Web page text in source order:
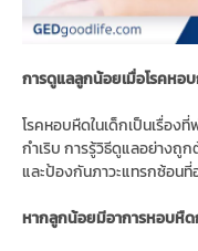
การดูแลลูกน้อยเมื่อโรคหอบ
โรคหอบหืดในเด็กเป็นเรื่อง
กำเริบ การรู้วิธีดูแลอย่างถู
และป้องกันภาวะแทรกซ้อนที่
หากลูกน้อยมีอาการหอบหื